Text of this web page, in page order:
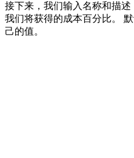
接下来，我们输入名称和描
我们将获得的成本百分比。
己的值。